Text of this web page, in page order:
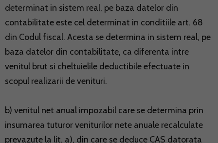
determinat in sistem real, pe baza datelor din
contabilitate este cel determinat in conditiile art. 68
din Codul fiscal. Acesta se determina in sistem real, pe
baza datelor din contabilitate, ca diferenta intre
venitul brut si cheltuielile deductibile efectuate in
scopul realizarii de venituri.
b) venitul net anual impozabil care se determina prin
insumarea tuturor veniturilor nete anuale recalculate
prevazute la lit. a), din care se deduce CAS datorata